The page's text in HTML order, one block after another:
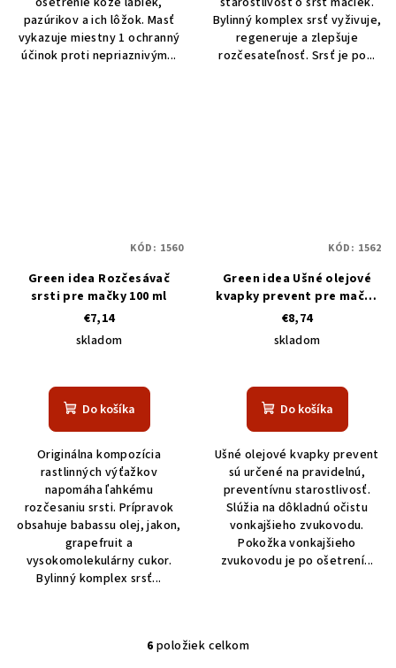
pazúrikov a ich lôžok. Masť
vykazuje miestny 1 ochranný
účinok proti nepriaznivým...
Bylinný komplex srsť vyživuje,
regeneruje a zlepšuje
rozčesateľnosť. Srsť je po...
Green idea Rozčesávač
srsti pre mačky 100 ml
€7,14
skladom
Do košíka
Originálna kompozícia
rastlinných výťažkov
napomáha ľahkému
rozčesaniu srsti. Prípravok
obsahuje babassu olej, jakon,
grapefruit a
vysokomolekulárny cukor.
Bylinný komplex srsť...
KÓD: 1560
Green idea Ušné olejové
kvapky prevent pre mačky
50 ml
€8,74
skladom
Do košíka
Ušné olejové kvapky prevent
sú určené na pravidelnú,
preventívnu starostlivosť.
Slúžia na dôkladnú očistu
vonkajšieho zvukovodu.
Pokožka vonkajšieho
zvukovodu je po ošetrení...
KÓD: 1562
O
6 položiek celkom